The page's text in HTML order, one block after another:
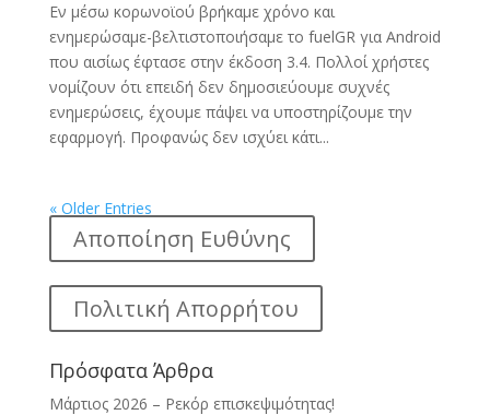
Εν μέσω κορωνοϊού βρήκαμε χρόνο και
ενημερώσαμε-βελτιστοποιήσαμε το fuelGR για Android
που αισίως έφτασε στην έκδοση 3.4. Πολλοί χρήστες
νομίζουν ότι επειδή δεν δημοσιεύουμε συχνές
ενημερώσεις, έχουμε πάψει να υποστηρίζουμε την
εφαρμογή. Προφανώς δεν ισχύει κάτι...
« Older Entries
Αποποίηση Ευθύνης
Πολιτική Απορρήτου
Πρόσφατα Άρθρα
Μάρτιος 2026 – Ρεκόρ επισκεψιμότητας!